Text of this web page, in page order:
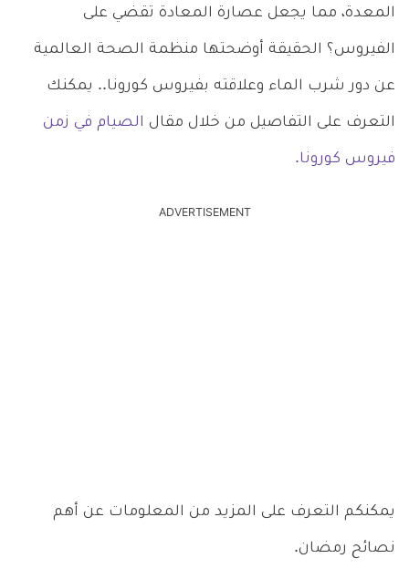
المعدة، مما يجعل عصارة المعادة تقضي على
الفيروس؟ الحقيقة أوضحتها منظمة الصحة العالمية
عن دور شرب الماء وعلاقته بفيروس كورونا.. يمكنك
التعرف على التفاصيل من خلال مقال الصيام في زمن
فيروس كورونا.
ADVERTISEMENT
يمكنكم التعرف على المزيد من المعلومات عن أهم
نصائح رمضان.